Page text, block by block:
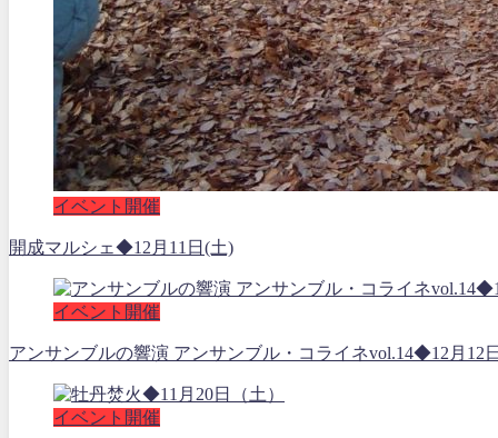
イベント開催
開成マルシェ◆12月11日(土)
イベント開催
アンサンブルの響演 アンサンブル・コライネvol.14◆12月12
イベント開催